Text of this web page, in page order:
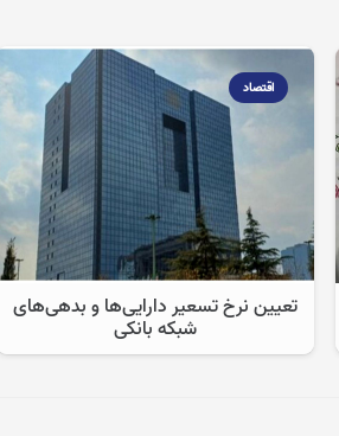
اقتصاد
تعیین نرخ تسعیر دارایی‌ها و بدهی‌های
شبکه بانکی